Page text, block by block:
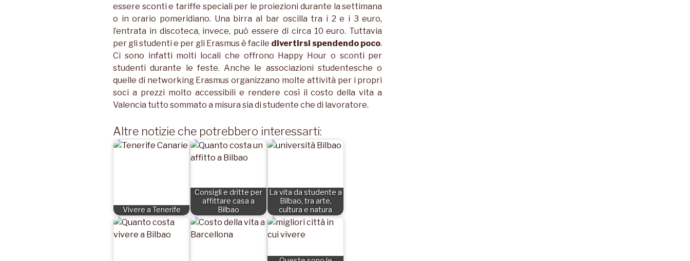
essere sconti e tariffe speciali per le proiezioni durante la settimana
o in orario pomeridiano. Una birra al bar oscilla tra i 2 e i 3 euro,
l’entrata in discoteca, invece, può essere di circa 10 euro. Tuttavia
per gli studenti e per gli Erasmus è facile divertirsi spendendo poco.
Ci sono infatti molti locali che offrono Happy Hour o sconti per
studenti durante le feste. Anche le associazioni studentesche o
quelle di networking Erasmus organizzano molte attività per i propri
soci a prezzi molto accessibili e rendere così il costo della vita a
Valencia tutto sommato a misura sia di studente che di lavoratore.
Altre notizie che potrebbero interessarti:
Vivere a Tenerife
Consigli e dritte per
affittare casa a
Bilbao
La vita da studente a
Bilbao, tra arte,
cultura e natura